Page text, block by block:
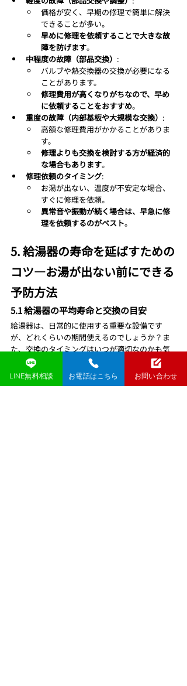
価格が安く、早期の修理で簡単に解決
できることが多い。
早めに修理を依頼することで大きな故
障を防げます。
中程度の故障（部品交換） :
バルブや熱交換器の交換が必要になる
ことがあります。
修理費用が高くなりがちなので、早め
に依頼することをおすすめ。
重度の故障（内部基板や大規模な交換） :
高額な修理費用がかかることがありま
す。
修理よりも交換を検討する方が経済的
な場合もあります。
修理依頼のタイミング:
お湯が出ない、温度が不安定な場合、
すぐに修理を依頼。
異常音や振動が続く場合は、早急に修
理を依頼するのがベスト。
5. 給湯器の寿命を延ばすための
コツ—お湯が出ない前にできる
予防方法
5.1 給湯器の平均寿命と交換の目安
給湯器は、日常的に使用する重要な設備です
が、どれくらいの期間使えるのでしょうか？ま
た、交換のタイミングはいつが適切なのかも気
になるところです。給湯器の寿命は一般的にど
のくらいか、そして寿命を迎えた際の交換の目
安について詳しく見ていきます。
LINE無料相談 お電話はこちら お問い合わせ